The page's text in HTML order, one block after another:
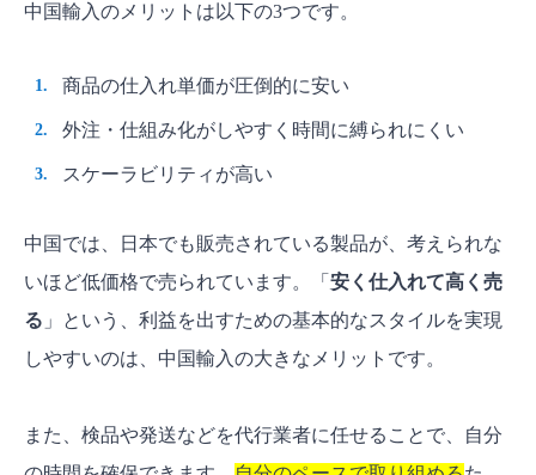
中国輸入のメリットは以下の3つです。
商品の仕入れ単価が圧倒的に安い
外注・仕組み化がしやすく時間に縛られにくい
スケーラビリティが高い
中国では、日本でも販売されている製品が、考えられな
いほど低価格で売られています。「 安く仕入れて高く売
る 」という、利益を出すための基本的なスタイルを実現
しやすいのは、中国輸入の大きなメリットです。
また、検品や発送などを代行業者に任せることで、自分